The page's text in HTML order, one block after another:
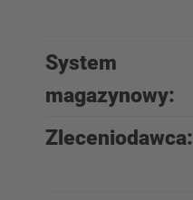
System
magazynowy:
Zleceniodawca: